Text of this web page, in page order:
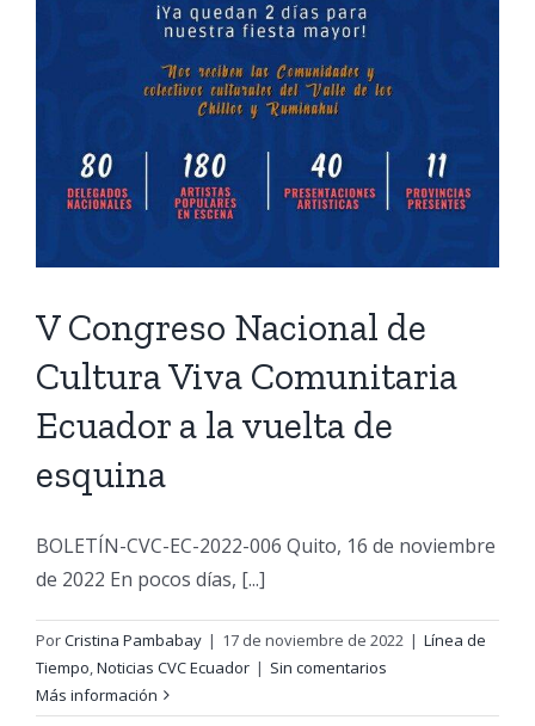
V Congreso Nacional de
Cultura Viva Comunitaria
Ecuador a la vuelta de
esquina
BOLETÍN-CVC-EC-2022-006 Quito, 16 de noviembre
de 2022 En pocos días, [...]
PorCristina Pambabay | 17 de noviembre de 2022 | Línea de
Tiempo,Noticias CVC Ecuador | Sin comentarios
Más información